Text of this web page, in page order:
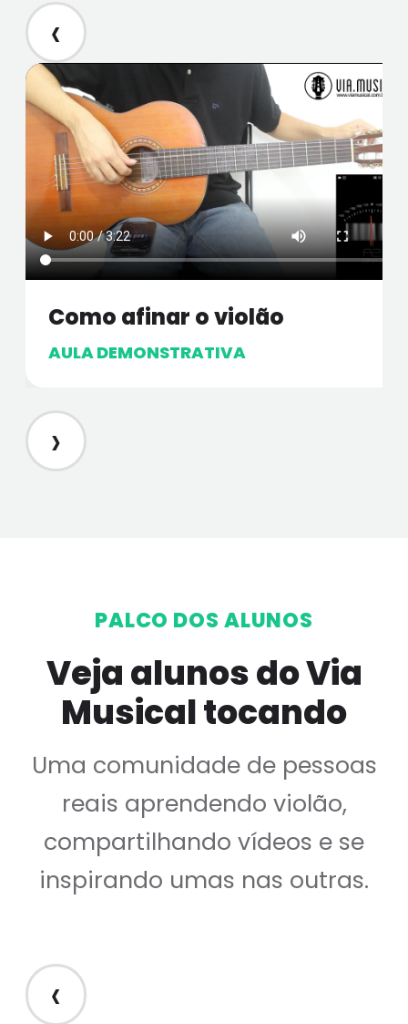
‹
Como afinar o violão
AULA DEMONSTRATIVA
›
PALCO DOS ALUNOS
Veja alunos do Via
Musical tocando
Uma comunidade de pessoas
reais aprendendo violão,
compartilhando vídeos e se
inspirando umas nas outras.
‹